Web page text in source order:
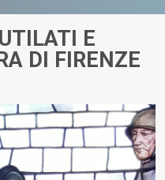
E
DI FIRENZE